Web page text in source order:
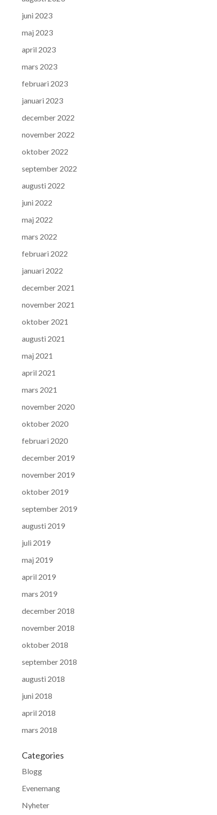
juni 2023
maj 2023
april 2023
mars 2023
februari 2023
januari 2023
december 2022
november 2022
oktober 2022
september 2022
augusti 2022
juni 2022
maj 2022
mars 2022
februari 2022
januari 2022
december 2021
november 2021
oktober 2021
augusti 2021
maj 2021
april 2021
mars 2021
november 2020
oktober 2020
februari 2020
december 2019
november 2019
oktober 2019
september 2019
augusti 2019
juli 2019
maj 2019
april 2019
mars 2019
december 2018
november 2018
oktober 2018
september 2018
augusti 2018
juni 2018
april 2018
mars 2018
Categories
Blogg
Evenemang
Nyheter